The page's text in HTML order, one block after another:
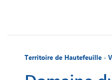
Territoire de Hautefeuille -